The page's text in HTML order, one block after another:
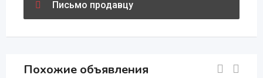
Письмо продавцу
Похожие объявления